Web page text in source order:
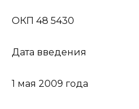
ОКП 48 5430
Дата введения
1 мая 2009 года